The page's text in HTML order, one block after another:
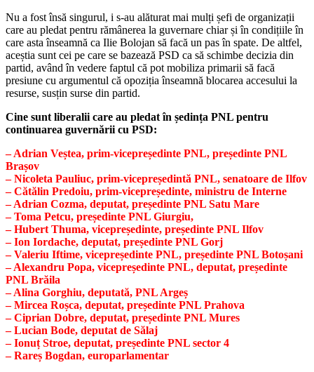
Nu a fost însă singurul, i s-au alăturat mai mulți șefi de organizații
care au pledat pentru rămânerea la guvernare chiar și în condițiile în
care asta înseamnă ca Ilie Bolojan să facă un pas în spate. De altfel,
aceștia sunt cei pe care se bazează PSD ca să schimbe decizia din
partid, având în vedere faptul că pot mobiliza primarii să facă
presiune cu argumentul că opoziția înseamnă blocarea accesului la
resurse, susțin surse din partid.
Cine sunt liberalii care au pledat în ședința PNL pentru
continuarea guvernării cu PSD:
– Adrian Veștea, prim-vicepreședinte PNL, președinte PNL
Brașov
– Nicoleta Pauliuc, prim-vicepreședintă PNL, senatoare de Ilfov
– Cătălin Predoiu, prim-vicepreședinte, ministru de Interne
– Adrian Cozma, deputat, președinte PNL Satu Mare
– Toma Petcu, președinte PNL Giurgiu,
– Hubert Thuma, vicepreședinte, președinte PNL Ilfov
– Ion Iordache, deputat, președinte PNL Gorj
– Valeriu Iftime, vicepreședinte PNL, președinte PNL Botoșani
– Alexandru Popa, vicepreședinte PNL, deputat, președinte
PNL Brăila
– Alina Gorghiu, deputată, PNL Argeș
– Mircea Roșca, deputat, președinte PNL Prahova
– Ciprian Dobre, deputat, președinte PNL Mures
– Lucian Bode, deputat de Sălaj
– Ionuț Stroe, deputat, președinte PNL sector 4
– Rareș Bogdan, europarlamentar